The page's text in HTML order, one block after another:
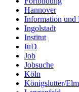
Hannover
Information und
Ingolstadt
Institut
IuD
Job
Jobsuche
Köln
Königslutter/Elm